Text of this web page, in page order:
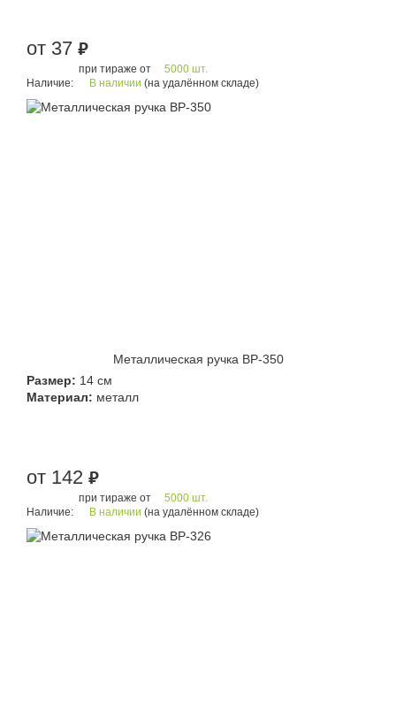
от 37 руб.
при тираже от
5000 шт.
Наличие:
В наличии (на удалённом складе)
Металлическая ручка BP-350
Размер: 14 см
Материал: металл
от 142 руб.
при тираже от
5000 шт.
Наличие:
В наличии (на удалённом складе)